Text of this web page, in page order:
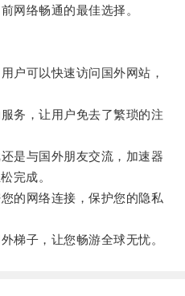
络畅通的最佳选择。
可以快速访问国外网站，
，让用户免去了繁琐的注
与国外朋友交流，加速器
完成。
网络连接，保护您的隐私
子，让您畅游全球无忧。